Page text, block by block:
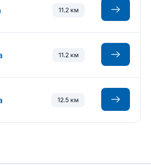
11.2 км
11.2 км
12.5 км